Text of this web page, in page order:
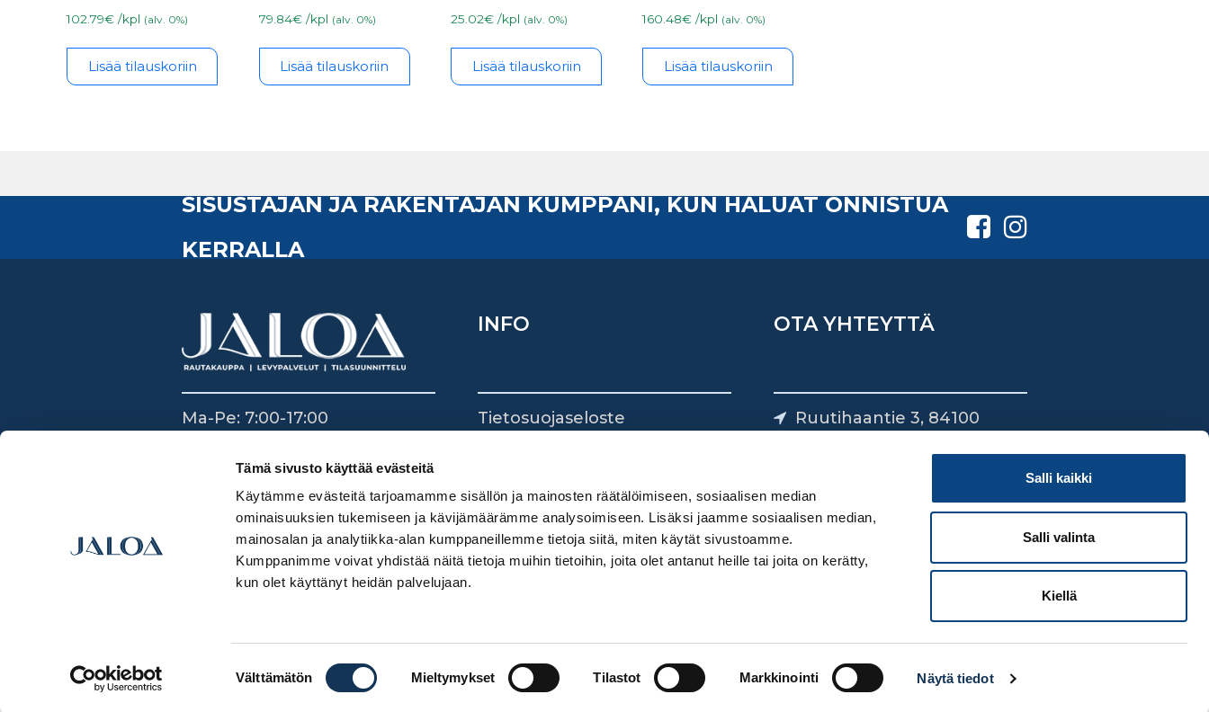
Tämä sivusto käyttää evästeitä
Käytämme evästeitä tarjoamamme sisällön ja mainosten räätälöimiseen, sosiaalisen median
ominaisuuksien tukemiseen ja kävijämäärämme analysoimiseen. Lisäksi jaamme sosiaalisen median,
mainosalan ja analytiikka-alan kumppaneillemme tietoja siitä, miten käytät sivustoamme.
Kumppanimme voivat yhdistää näitä tietoja muihin tietoihin, joita olet antanut heille tai joita on kerätty,
kun olet käyttänyt heidän palvelujaan.
Välttämätön Mieltymykset Tilastot Markkinointi Näytä tiedot
Salli kaikki
Salli valinta
Kiellä
102.79€ /kpl (alv. 0%)
Lisää tilauskoriin
79.84€ /kpl (alv. 0%)
Lisää tilauskoriin
25.02€ /kpl (alv. 0%)
Lisää tilauskoriin
160.48€ /kpl (alv. 0%)
Lisää tilauskoriin
SISUSTAJAN JA RAKENTAJAN KUMPPANI, KUN HALUAT ONNISTUA
KERRALLA
Ma-Pe: 7:00-17:00
Su: Suljettu
INFO
Tietosuojaseloste
OTA YHTEYTTÄ
Ruutihaantie 3, 84100
Digimarkkinointi Donetti